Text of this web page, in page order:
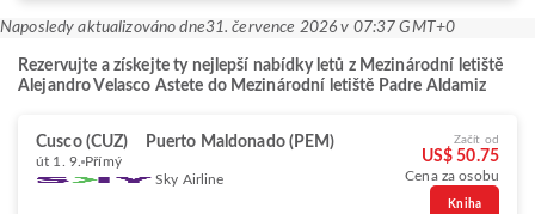
Naposledy aktualizováno dne31. července 2026 v 07:37 GMT+0
Rezervujte a získejte ty nejlepší nabídky letů z Mezinárodní letiště
Alejandro Velasco Astete do Mezinárodní letiště Padre Aldamiz
Cusco (CUZ) Puerto Maldonado (PEM)
út 1. 9. Přímý
Sky Airline
Začít od
US$ 50.75
Cena za osobu
Kniha